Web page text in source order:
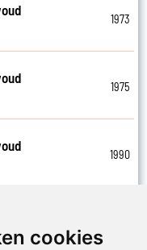
cookies
1973
1975
1990